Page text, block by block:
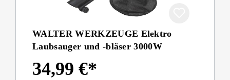
WALTER WERKZEUGE Elektro
Laubsauger und -bläser 3000W
34,99 €*